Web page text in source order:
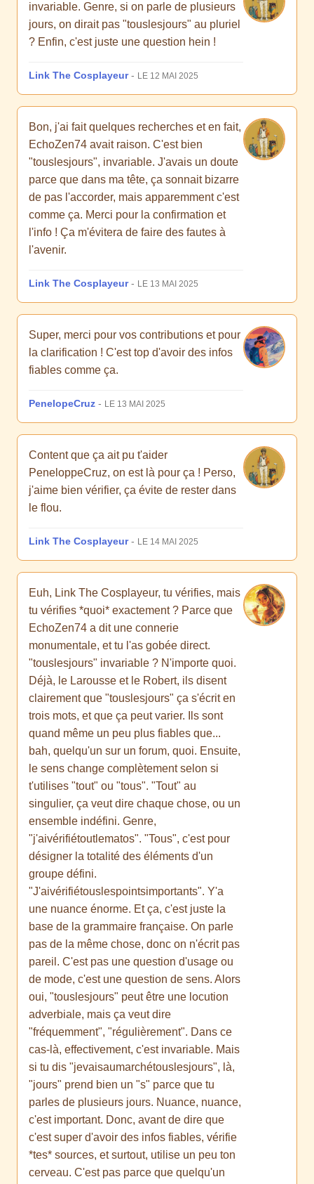
invariable. Genre, si on parle de plusieurs
jours, on dirait pas "touslesjours" au pluriel
? Enfin, c'est juste une question hein !
Link The Cosplayeur- LE 12 MAI 2025
Bon, j'ai fait quelques recherches et en fait,
EchoZen74 avait raison. C'est bien
"touslesjours", invariable. J'avais un doute
parce que dans ma tête, ça sonnait bizarre
de pas l'accorder, mais apparemment c'est
comme ça. Merci pour la confirmation et
l'info ! Ça m'évitera de faire des fautes à
l'avenir.
Link The Cosplayeur- LE 13 MAI 2025
Super, merci pour vos contributions et pour
la clarification ! C'est top d'avoir des infos
fiables comme ça.
PenelopeCruz - LE 13 MAI 2025
Content que ça ait pu t'aider
PeneloppeCruz, on est là pour ça ! Perso,
j'aime bien vérifier, ça évite de rester dans
le flou.
Link The Cosplayeur- LE 14 MAI 2025
Euh, Link The Cosplayeur, tu vérifies, mais
tu vérifies *quoi* exactement ? Parce que
EchoZen74 a dit une connerie
monumentale, et tu l'as gobée direct.
"touslesjours" invariable ? N'importe quoi.
Déjà, le Larousse et le Robert, ils disent
clairement que "touslesjours" ça s'écrit en
trois mots, et que ça peut varier. Ils sont
quand même un peu plus fiables que...
bah, quelqu'un sur un forum, quoi. Ensuite,
le sens change complètement selon si
t'utilises "tout" ou "tous". "Tout" au
singulier, ça veut dire chaque chose, ou un
ensemble indéfini. Genre,
"j'aivérifiétoutlematos". "Tous", c'est pour
désigner la totalité des éléments d'un
groupe défini.
"J'aivérifiétouslespointsimportants". Y'a
une nuance énorme. Et ça, c'est juste la
base de la grammaire française. On parle
pas de la même chose, donc on n'écrit pas
pareil. C'est pas une question d'usage ou
de mode, c'est une question de sens. Alors
oui, "touslesjours" peut être une locution
adverbiale, mais ça veut dire
"fréquemment", "régulièrement". Dans ce
cas-là, effectivement, c'est invariable. Mais
si tu dis "jevaisaumarchétouslesjours", là,
"jours" prend bien un "s" parce que tu
parles de plusieurs jours. Nuance, nuance,
c'est important. Donc, avant de dire que
c'est super d'avoir des infos fiables, vérifie
*tes* sources, et surtout, utilise un peu ton
cerveau. C'est pas parce que quelqu'un